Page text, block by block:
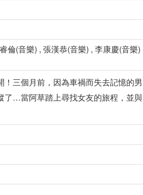
倫(音樂) , 張漢恭(音樂) , 李康慶(音樂)
三個月前，因為車禍而失去記憶的男
了…當阿草踏上尋找女友的旅程，並與